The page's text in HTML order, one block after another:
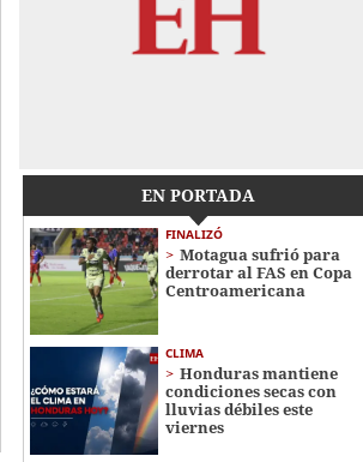
EN PORTADA
FINALIZÓ
Motagua sufrió para
derrotar al FAS en Copa
Centroamericana
CLIMA
Honduras mantiene
condiciones secas con
lluvias débiles este
viernes